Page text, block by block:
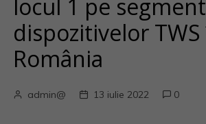
locul 1 pe
dispozitivelor TWS
România
admin@ 13 iulie 2022 0